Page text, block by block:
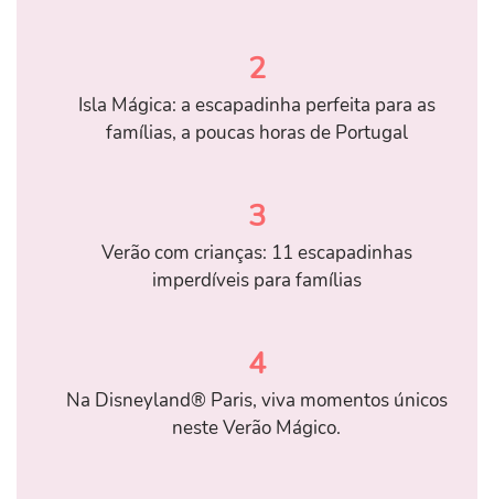
2
Isla Mágica: a escapadinha perfeita para as
famílias, a poucas horas de Portugal
3
Verão com crianças: 11 escapadinhas
imperdíveis para famílias
4
Na Disneyland® Paris, viva momentos únicos
neste Verão Mágico.